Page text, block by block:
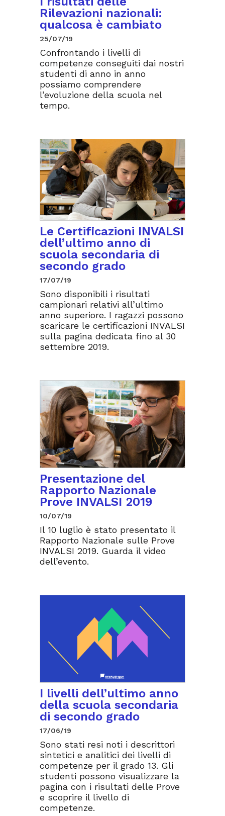
Rilevazioni nazionali:
qualcosa è cambiato
25/07/19
Confrontando i livelli di
competenze conseguiti dai nostri
studenti di anno in anno
possiamo comprendere
l’evoluzione della scuola nel
tempo.
Le Certificazioni INVALSI
dell’ultimo anno di
scuola secondaria di
secondo grado
17/07/19
Sono disponibili i risultati
campionari relativi all’ultimo
anno superiore. I ragazzi possono
scaricare le certificazioni INVALSI
sulla pagina dedicata fino al 30
settembre 2019.
Presentazione del
Rapporto Nazionale
Prove INVALSI 2019
10/07/19
Il 10 luglio è stato presentato il
Rapporto Nazionale sulle Prove
INVALSI 2019. Guarda il video
dell’evento.
I livelli dell’ultimo anno
della scuola secondaria
di secondo grado
17/06/19
Sono stati resi noti i descrittori
sintetici e analitici dei livelli di
competenze per il grado 13. Gli
studenti possono visualizzare la
pagina con i risultati delle Prove
e scoprire il livello di
competenze.